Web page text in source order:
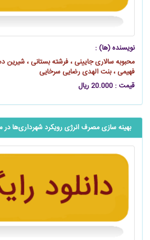
نویسنده (ها) :
محبوبه سالاری جایینی ، فرشته بستانی ، شیرین
فهیمی ، بنت الهدی رضایی سرخایی
قیمت : 20.000 ریال
بهینه سازی مصرف انرژی رویکرد شهرداری‌ها در